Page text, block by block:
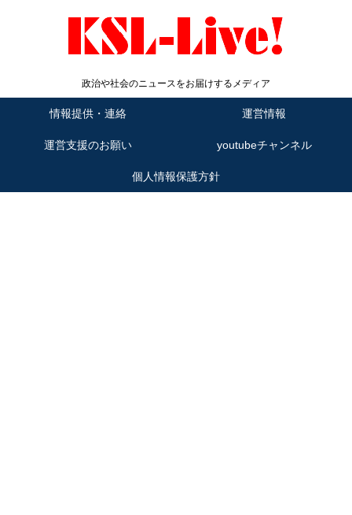
政治や社会のニュースをお届けするメディア
情報提供・連絡 運営情報
運営支援のお願い youtubeチャンネル
個人情報保護方針